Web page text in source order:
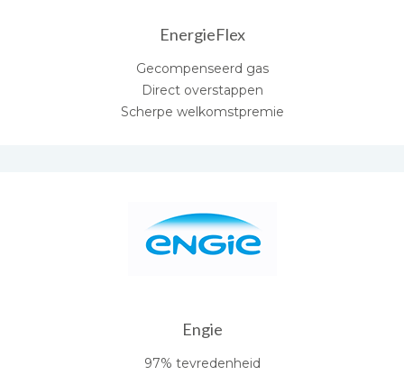
EnergieFlex
Gecompenseerd gas
Direct overstappen
Scherpe welkomstpremie
Engie
97% tevredenheid